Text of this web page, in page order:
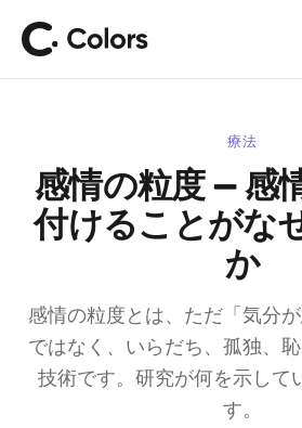
療法
感情の粒度 — 感
付けることがな
か
感情の粒度とは、ただ「気分
ではなく、いらだち、孤独、
技術です。研究が何を示して
す。